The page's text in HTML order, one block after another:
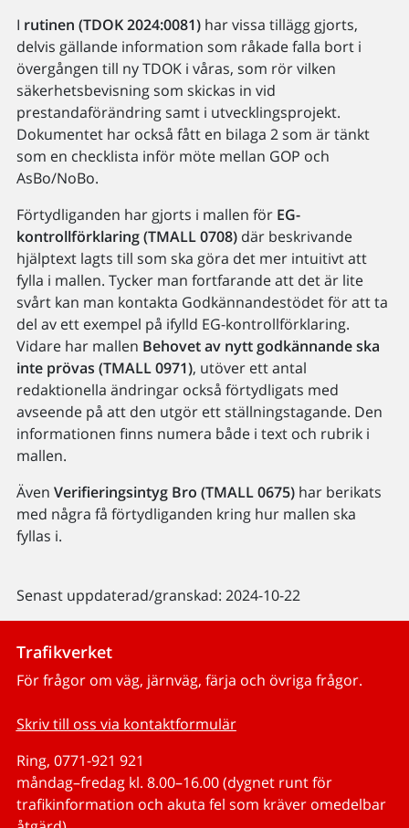
I rutinen (TDOK 2024:0081)har vissa tillägg gjorts,
delvis gällande information som råkade falla bort i
övergången till ny TDOK i våras, som rör vilken
säkerhetsbevisning som skickas in vid
prestandaförändring samt i utvecklingsprojekt.
Dokumentet har också fått en bilaga 2 som är tänkt
som en checklista inför möte mellan GOP och
AsBo/NoBo.
Förtydliganden har gjorts i mallen för EG-
kontrollförklaring (TMALL 0708)där beskrivande
hjälptext lagts till som ska göra det mer intuitivt att
fylla i mallen. Tycker man fortfarande att det är lite
svårt kan man kontakta Godkännandestödet för att ta
del av ett exempel på ifylld EG-kontrollförklaring.
Vidare har mallen Behovet av nytt godkännande ska
inte prövas (TMALL 0971), utöver ett antal
redaktionella ändringar också förtydligats med
avseende på att den utgör ett ställningstagande. Den
informationen finns numera både i text och rubrik i
mallen.
Även Verifieringsintyg Bro (TMALL 0675)har berikats
med några få förtydliganden kring hur mallen ska
fyllas i.
Senast uppdaterad/granskad: 2024-10-22
Trafikverket
För frågor om väg, järnväg, färja och övriga frågor.
Skriv till oss via kontaktformulär
Ring, 0771-921 921
måndag–fredag kl. 8.00–16.00 (dygnet runt för
trafikinformation och akuta fel som kräver omedelbar